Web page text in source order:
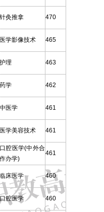
针灸推拿 470
医学影像技术 465
护理 463
药学 462
中医学 461
医学美容技术 461
口腔医学(中外合
作办学)
461
临床医学 460
口腔医学 460